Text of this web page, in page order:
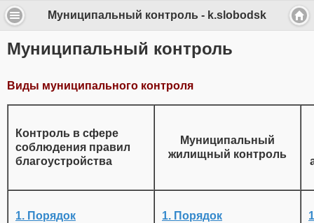
Муниципальный контроль - k.slobodsk
Муниципальный контроль
Виды муниципального контроля
Контроль в сфере
соблюдения правил
благоустройства
Муниципальный
жилищный контроль
1. Порядок
1. Порядок